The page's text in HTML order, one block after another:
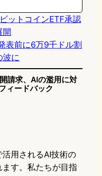
k
ットコインETF承認
開
表前に6万9千ドル割
波に
請求、AIの濫用に対
ィードバック
用されるAI技術の
す。私たちが目指